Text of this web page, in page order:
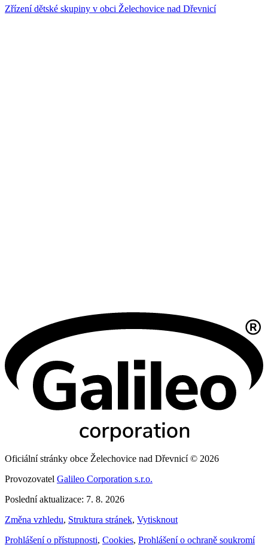
Zřízení dětské skupiny v obci Želechovice nad Dřevnicí
Oficiální stránky obce Želechovice nad Dřevnicí © 2026
Provozovatel Galileo Corporation s.r.o.
Poslední aktualizace: 7. 8. 2026
Změna vzhledu, Struktura stránek, Vytisknout
Prohlášení o přístupnosti, Cookies, Prohlášení o ochraně soukromí